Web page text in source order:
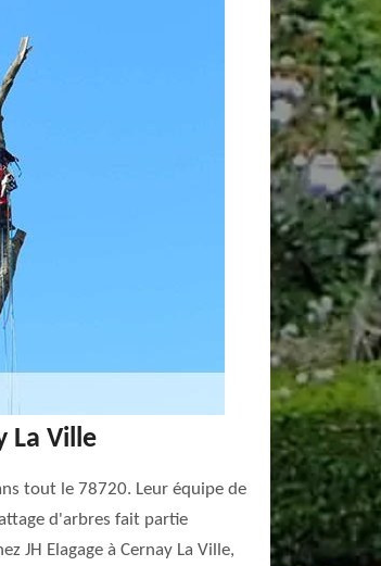
La Ville
tout le 78720. Leur équipe de
d'arbres fait partie
JH Elagage à Cernay La Ville,